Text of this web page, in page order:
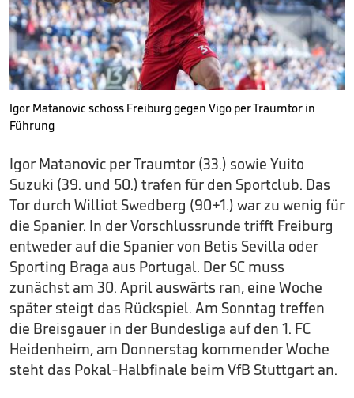
Igor Matanovic schoss Freiburg gegen Vigo per Traumtor in
Führung
Igor Matanovic per Traumtor (33.) sowie Yuito
Suzuki (39. und 50.) trafen für den Sportclub. Das
Tor durch Williot Swedberg (90+1.) war zu wenig für
die Spanier. In der Vorschlussrunde trifft Freiburg
entweder auf die Spanier von Betis Sevilla oder
Sporting Braga aus Portugal. Der SC muss
zunächst am 30. April auswärts ran, eine Woche
später steigt das Rückspiel. Am Sonntag treffen
die Breisgauer in der Bundesliga auf den 1. FC
Heidenheim, am Donnerstag kommender Woche
steht das Pokal-Halbfinale beim VfB Stuttgart an.